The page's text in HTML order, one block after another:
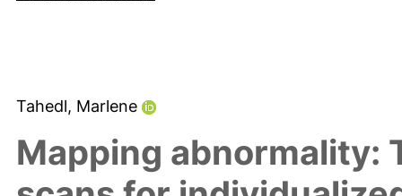
Tahedl, Marlene
Mapping abnormality: